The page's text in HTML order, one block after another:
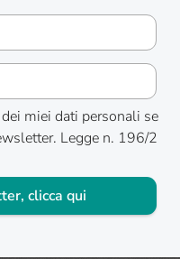
miei dati personali se
Legge n. 196/2
clicca qui